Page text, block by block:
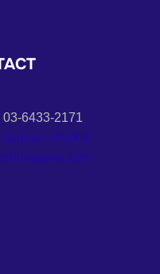
03-6433-2171
dangan.shark＠